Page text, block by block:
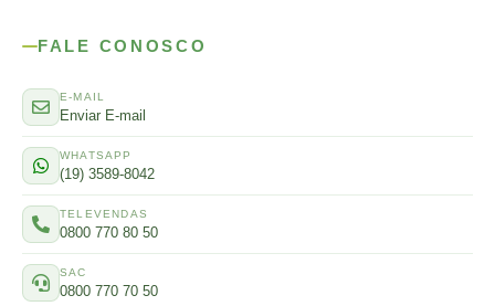
FALE CONOSCO
E-MAIL
Enviar E-mail
WHATSAPP
(19) 3589-8042
TELEVENDAS
0800 770 80 50
SAC
0800 770 70 50